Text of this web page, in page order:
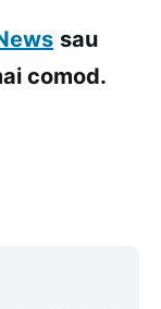
sau
comod.